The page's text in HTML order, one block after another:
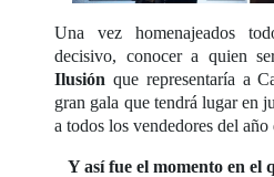
Una vez homenajeados
decisivo, conocer a quien
Ilusión que representaría a
gran gala que tendrá lugar en
a todos los vendedores del año
Y así fue el momento en el